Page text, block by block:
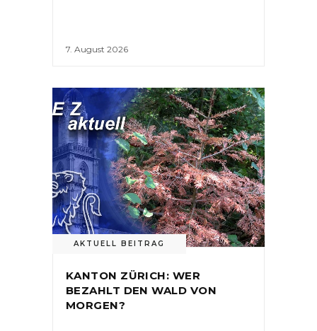
7. August 2026
AKTUELL BEITRAG
KANTON ZÜRICH: WER
BEZAHLT DEN WALD VON
MORGEN?